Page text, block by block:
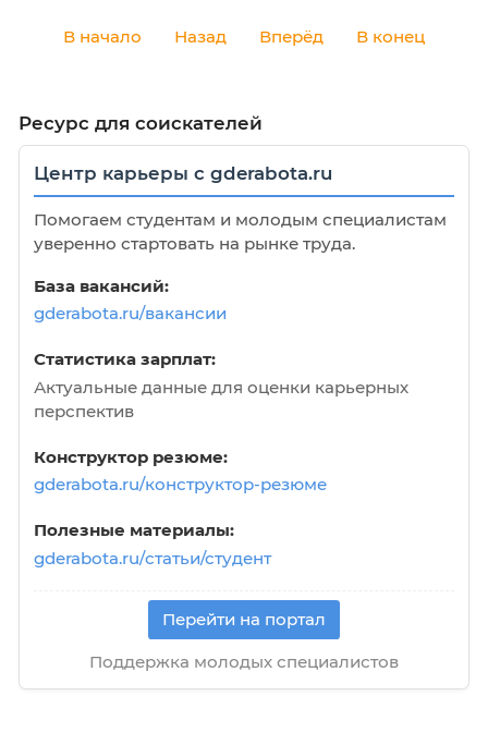
колледжа
дополнительные профессиональные
образовательные
программы
переподготовки и повышения
следующим направлениям:
Центр карьеры и содействия
управления
В начало Назад
Ресурс для соискателей
Центр карьеры с gderabota.ru
уверенно стартовать на рынке труда.
База вакансий:
gderabota.ru/вакансии